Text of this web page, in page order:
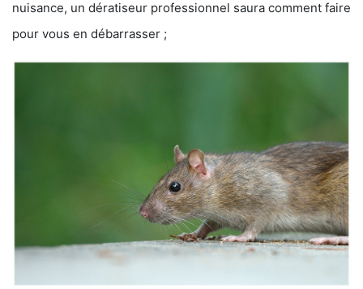
nuisance, un dératiseur professionnel saura comment faire
pour vous en débarrasser ;